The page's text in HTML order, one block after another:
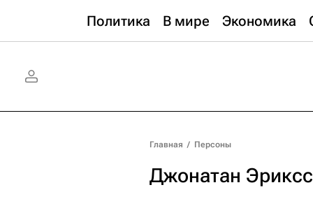
Политика В мире Экономика
Главная / Персоны
Джонатан